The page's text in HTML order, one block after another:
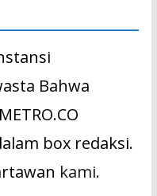
Bahwa
box redaksi.
kami.